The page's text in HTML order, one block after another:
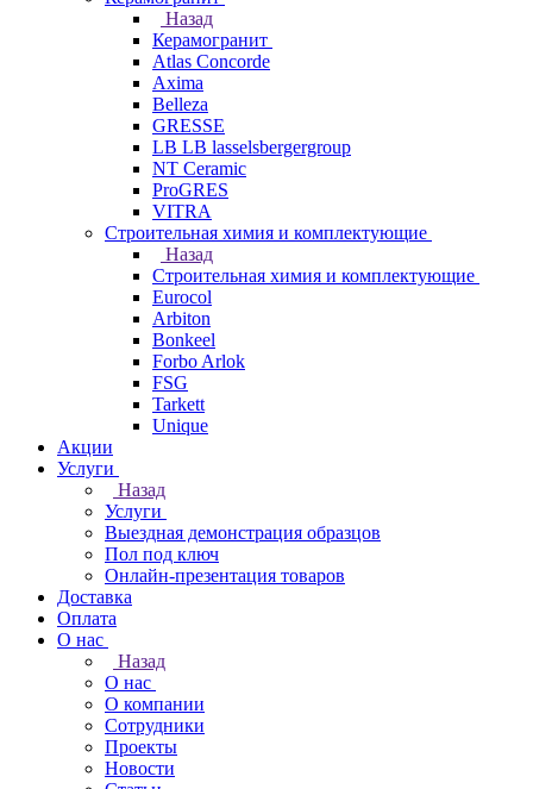
Назад
Керамогранит
Atlas Concorde
Axima
Belleza
GRESSE
LB LB lasselsbergergroup
NT Ceramic
ProGRES
VITRA
Строительная химия и комплектующие
Назад
Строительная химия и комплектующие
Eurocol
Arbiton
Bonkeel
Forbo Arlok
FSG
Tarkett
Unique
Акции
Услуги
Назад
Услуги
Выездная демонстрация образцов
Пол под ключ
Онлайн-презентация товаров
Доставка
Оплата
О нас
Назад
О нас
О компании
Сотрудники
Проекты
Новости